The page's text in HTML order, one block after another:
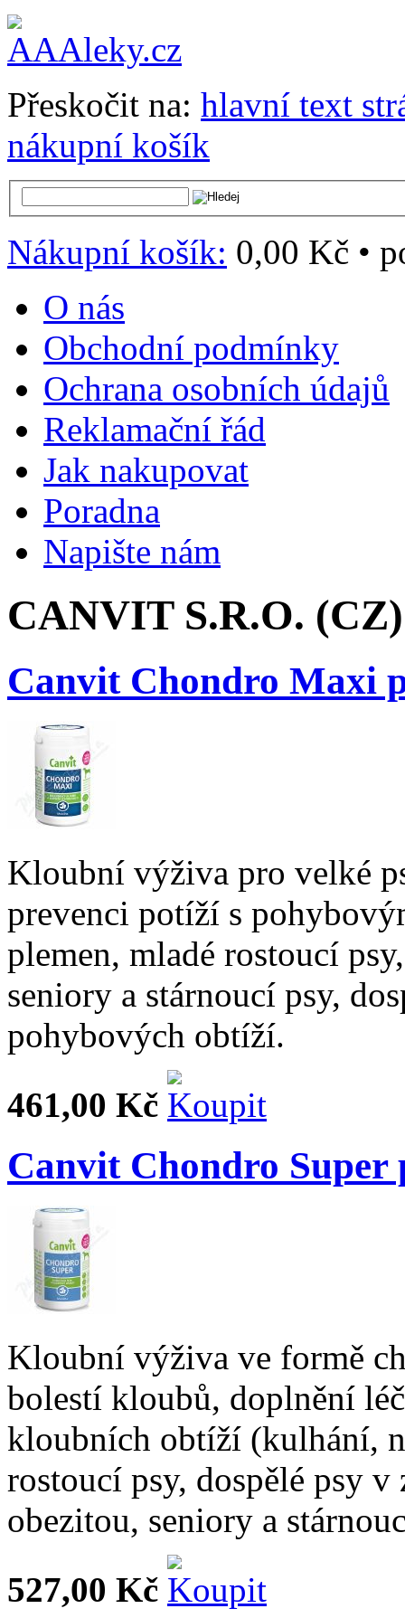
Přeskočit na: hlavní text
nákupní košík
Nákupní košík: 0,00 Kč •
O nás
Obchodní podmínky
Ochrana osobních údajů
Reklamační řád
Jak nakupovat
Poradna
Napište nám
CANVIT S.R.O. (CZ)
Canvit Chondro Maxi
Kloubní výživa pro velké
prevenci potíží s
plemen, mladé rostoucí
seniory a stárnoucí psy,
pohybových obtíží.
461,00 Kč
Canvit Chondro Super
Kloubní výživa ve formě
bolestí kloubů, doplnění
kloubních obtíží (kulhání,
rostoucí psy, dospělé psy v
obezitou, seniory a
527,00 Kč